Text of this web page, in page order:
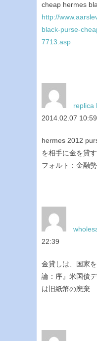
cheap hermes
http://
black-purse-
7713.asp
replica
2014.02.07 10:59
hermes 2012
を相手に金を貸
フォルト：金融
22:39
金貸しは、国家
論：序』米国債
は旧紙幣の廃棄